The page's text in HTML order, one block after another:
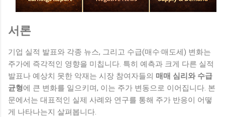
서론
기업 실적 발표와 각종 뉴스, 그리고 수급(매수·매도세) 변화는
주가에 즉각적인 영향을 미칩니다. 특히 예측과 크게 다른 실적
발표나 예상치 못한 악재는 시장 참여자들의 매매 심리와 수급
균형에 큰 변화를 일으키며, 이는 주가 변동으로 이어집니다. 본
문에서는 대표적인 실제 사례와 연구를 통해 주가 반응이 어떻
게 나타나는지 살펴봅니다.